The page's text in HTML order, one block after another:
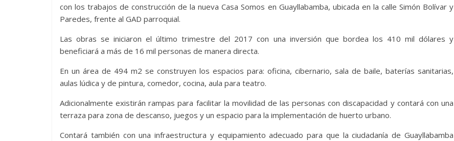
con los trabajos de construcción de la nueva Casa Somos en Guayllabamba, ubicada en la calle Simón Bolívar y
Paredes, frente al GAD parroquial.
Las obras se iniciaron el último trimestre del 2017 con una inversión que bordea los 410 mil dólares y
beneficiará a más de 16 mil personas de manera directa.
En un área de 494 m2 se construyen los espacios para: oficina, cibernario, sala de baile, baterías sanitarias,
aulas lúdica y de pintura, comedor, cocina, aula para teatro.
Adicionalmente existirán rampas para facilitar la movilidad de las personas con discapacidad y contará con una
terraza para zona de descanso, juegos y un espacio para la implementación de huerto urbano.
Contará también con una infraestructura y equipamiento adecuado para que la ciudadanía de Guayllabamba